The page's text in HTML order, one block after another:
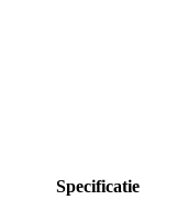
Specificatie